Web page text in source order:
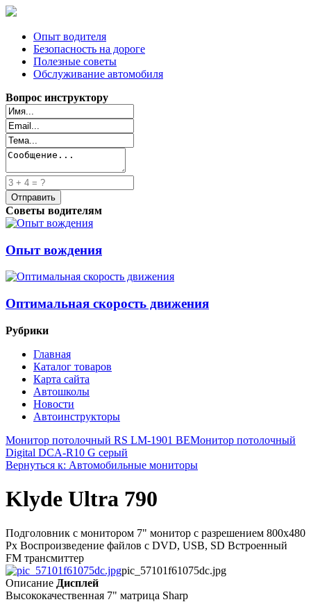
Опыт водителя
Безопасность на дороге
Полезные советы
Обслуживание автомобиля
Вопрос инструктору
Советы водителям
Опыт вождения
Оптимальная скорость движения
Рубрики
Главная
Каталог товаров
Карта сайта
Автошколы
Новости
Автоинструкторы
Монитор потолочный RS LM-1901 BEМонитор потолочный
Digital DCA-R10 G серый
Вернуться к: Автомобильные мониторы
Klyde Ultra 790
Подголовник с монитором 7" монитор с разрешением 800х480
Рх Воспроизведение файлов с DVD, USB, SD Встроенный
FM трансмиттер
pic_57101f61075dc.jpg
Описание Дисплей
Высококачественная 7" матрица Sharp